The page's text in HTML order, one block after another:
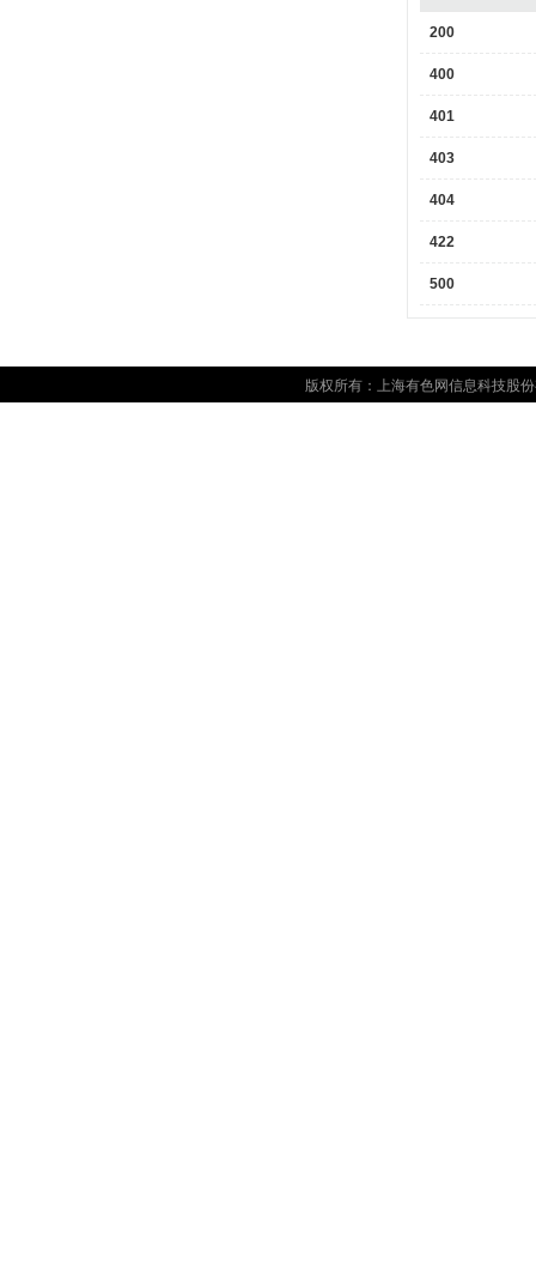
200
400
401
403
404
422
500
版权所有：上海有色网信息科技股